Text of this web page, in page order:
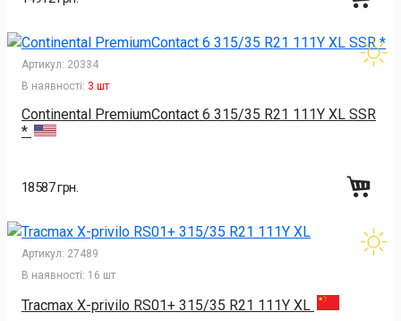
Артикул: 20334
В наявності: 3 шт
Continental PremiumContact 6 315/35 R21 111Y XL SSR
*
18587 грн.
Артикул: 27489
В наявності: 16 шт
Tracmax X-privilo RS01+ 315/35 R21 111Y XL